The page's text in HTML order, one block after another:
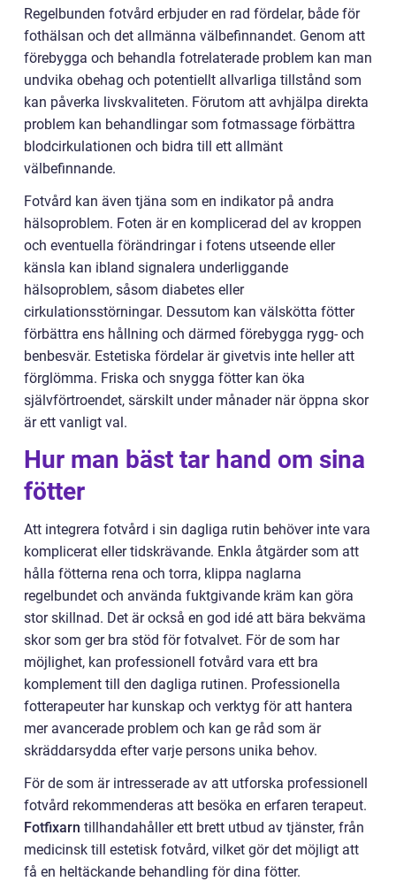
Regelbunden fotvård erbjuder en rad fördelar, både för
fothälsan och det allmänna välbefinnandet. Genom att
förebygga och behandla fotrelaterade problem kan man
undvika obehag och potentiellt allvarliga tillstånd som
kan påverka livskvaliteten. Förutom att avhjälpa direkta
problem kan behandlingar som fotmassage förbättra
blodcirkulationen och bidra till ett allmänt
välbefinnande.
Fotvård kan även tjäna som en indikator på andra
hälsoproblem. Foten är en komplicerad del av kroppen
och eventuella förändringar i fotens utseende eller
känsla kan ibland signalera underliggande
hälsoproblem, såsom diabetes eller
cirkulationsstörningar. Dessutom kan välskötta fötter
förbättra ens hållning och därmed förebygga rygg- och
benbesvär. Estetiska fördelar är givetvis inte heller att
förglömma. Friska och snygga fötter kan öka
självförtroendet, särskilt under månader när öppna skor
är ett vanligt val.
Hur man bäst tar hand om sina
fötter
Att integrera fotvård i sin dagliga rutin behöver inte vara
komplicerat eller tidskrävande. Enkla åtgärder som att
hålla fötterna rena och torra, klippa naglarna
regelbundet och använda fuktgivande kräm kan göra
stor skillnad. Det är också en god idé att bära bekväma
skor som ger bra stöd för fotvalvet. För de som har
möjlighet, kan professionell fotvård vara ett bra
komplement till den dagliga rutinen. Professionella
fotterapeuter har kunskap och verktyg för att hantera
mer avancerade problem och kan ge råd som är
skräddarsydda efter varje persons unika behov.
För de som är intresserade av att utforska professionell
fotvård rekommenderas att besöka en erfaren terapeut.
Fotfixarn tillhandahåller ett brett utbud av tjänster, från
medicinsk till estetisk fotvård, vilket gör det möjligt att
få en heltäckande behandling för dina fötter.